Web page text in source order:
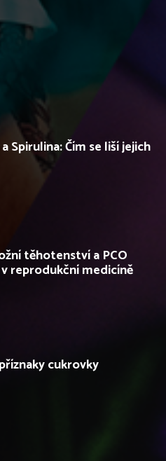
Spirulina: Čím se liší jejich
těhotenství a PCO
reprodukční medicíně
cukrovky